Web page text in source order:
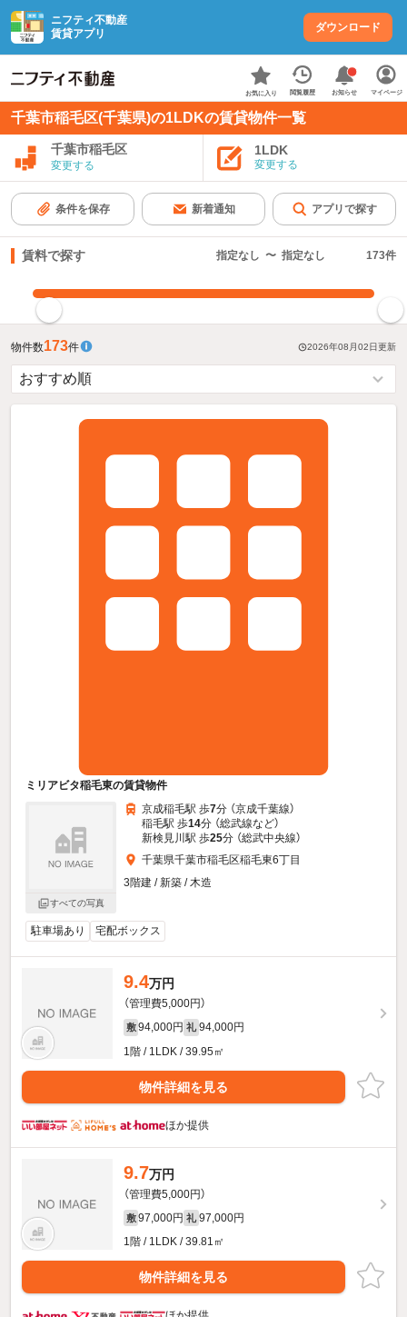
ニフティ不動産
賃貸アプリ
ダウンロード
お気に入り 閲覧履歴 お知らせ マイページ
千葉市稲毛区(千葉県)の1LDKの賃貸物件一覧
千葉市稲毛区
変更する
1LDK
変更する
条件を保存 新着通知 アプリで探す
賃料で探す 指定なし 〜 指定なし 173件
物件数173件 2026年08月02日更新
ミリアビタ稲毛東の賃貸物件
すべての写真
京成稲毛駅 歩7分 （京成千葉線）
稲毛駅 歩14分 （総武線など）
新検見川駅 歩25分 （総武中央線）
千葉県千葉市稲毛区稲毛東6丁目
3階建 / 新築 / 木造
駐車場あり 宅配ボックス
9.4万円
（管理費5,000円）
敷 94,000円 礼 94,000円
1階 / 1LDK / 39.95㎡
物件詳細を見る
ほか提供
9.7万円
（管理費5,000円）
敷 97,000円 礼 97,000円
1階 / 1LDK / 39.81㎡
物件詳細を見る